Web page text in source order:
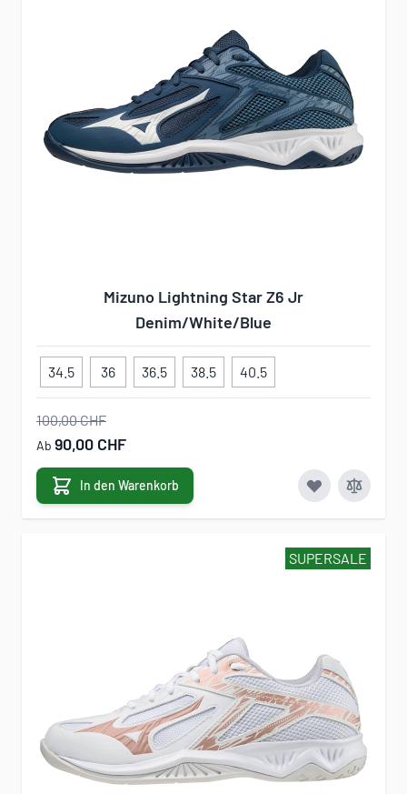
Mizuno Lightning Star Z6 Jr
Denim/White/Blue
34.5 36 36.5 38.5 40.5
100,00 CHF
Ab 90,00 CHF
In den Warenkorb
SUPERSALE